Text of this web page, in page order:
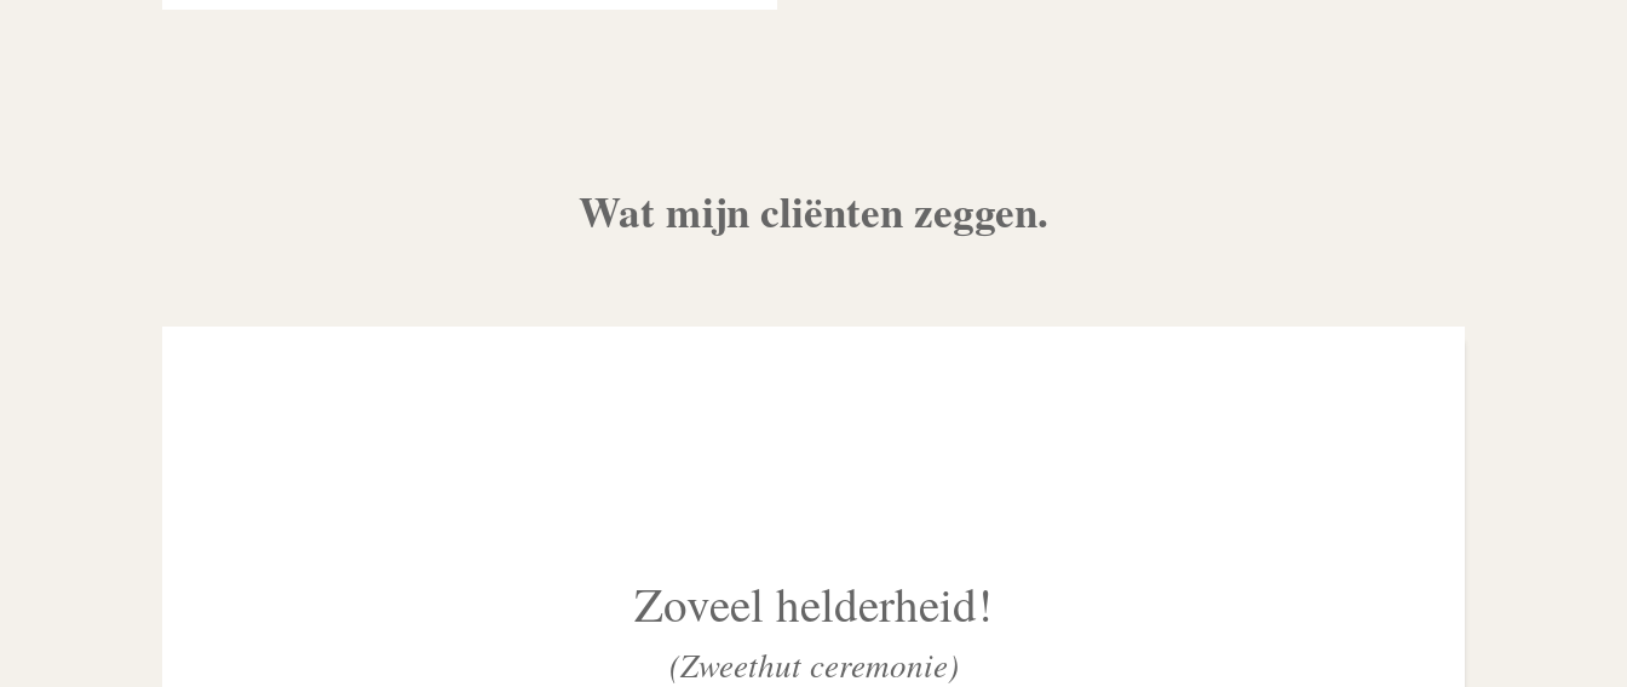
Wat mijn cliënten zeggen.
Zoveel helderheid!
(Zweethut ceremonie)